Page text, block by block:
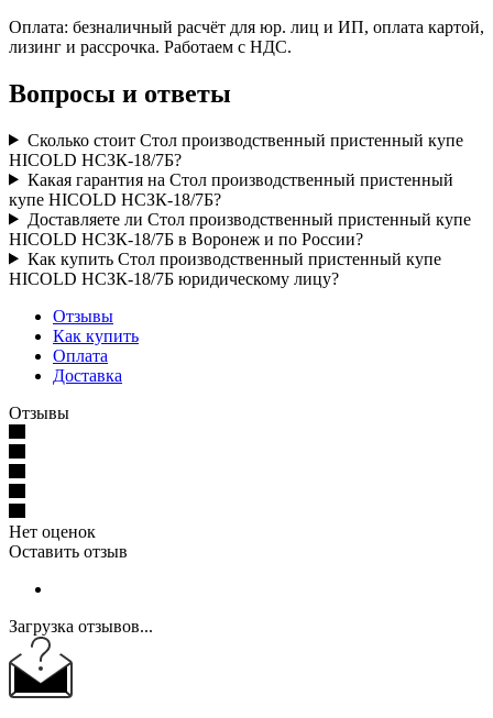
Оплата: безналичный расчёт для юр. лиц и ИП, оплата картой,
лизинг и рассрочка. Работаем с НДС.
Вопросы и ответы
Сколько стоит Стол производственный пристенный купе
HICOLD НСЗК-18/7Б?
Какая гарантия на Стол производственный пристенный
купе HICOLD НСЗК-18/7Б?
Доставляете ли Стол производственный пристенный купе
HICOLD НСЗК-18/7Б в Воронеж и по России?
Как купить Стол производственный пристенный купе
HICOLD НСЗК-18/7Б юридическому лицу?
Отзывы
Как купить
Оплата
Доставка
Отзывы
Нет оценок
Оставить отзыв
Загрузка отзывов...